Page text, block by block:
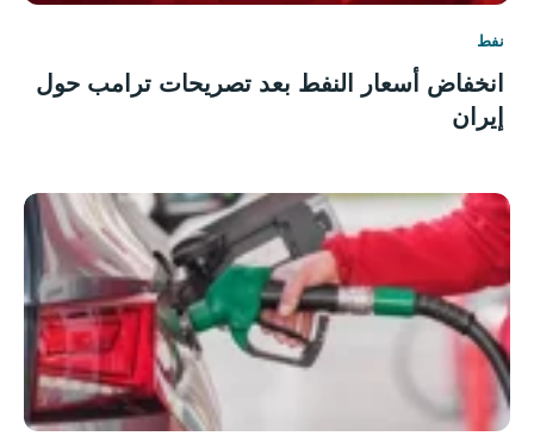
نفط
انخفاض أسعار النفط بعد تصريحات ترامب حول
إيران